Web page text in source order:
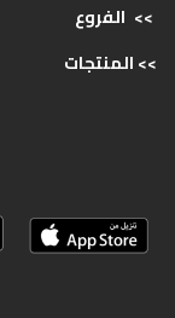
>> الفروع
>>المنتجات